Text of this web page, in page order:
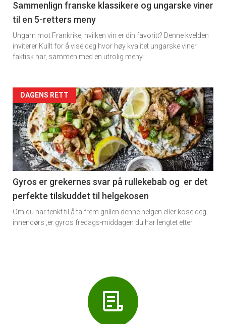
5
Sammenlign franske klassikere og ungarske viner
til en 5-retters meny
Ungarn mot Frankrike, hvilken vin er din favoritt? Denne kvelden
inviterer Kullt for å vise deg hvor høy kvalitet ungarske viner
faktisk har, sammen med en utrolig meny.
Forsiden
akkurat
nå
-
6
DAGENS RETT
Gyros er grekernes svar på rullekebab og er det
perfekte tilskuddet til helgekosen
Om du har tenkt til å ta frem grillen denne helgen eller kose deg
innendørs ,er gyros fredags-middagen du har lengtet etter.